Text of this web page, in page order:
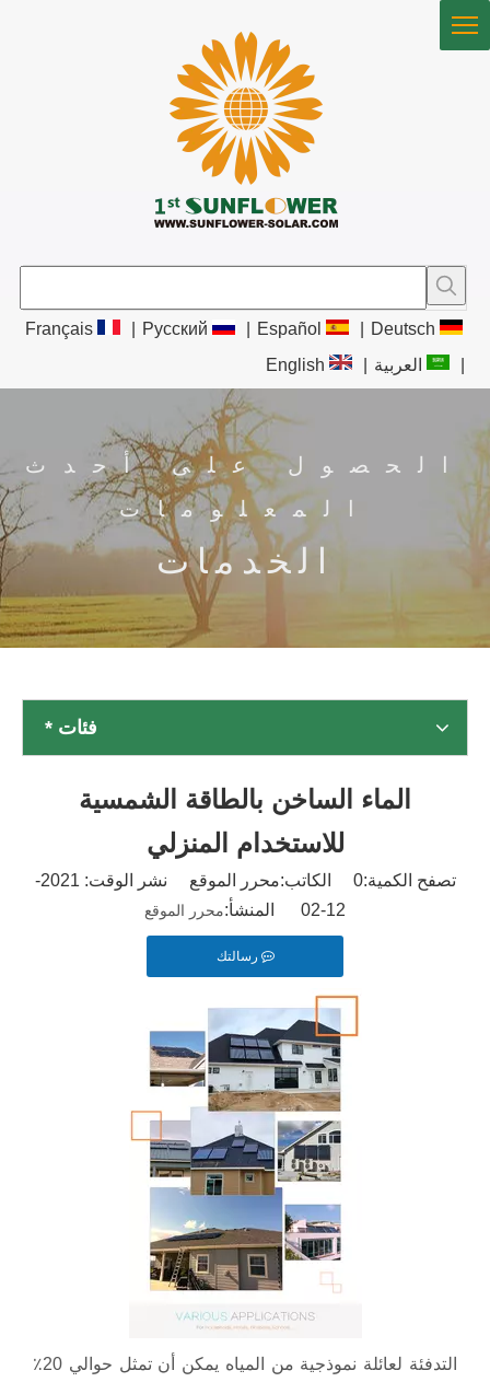
Deutsch
Español
Pусский
Français
العربية English
الحصول على أحدث
المعلومات
الخدمات
فئات *
الماء الساخن بالطاقة الشمسية
للاستخدام المنزلي
تصفح الكمية:0
الكاتب:محرر الموقع نشر الوقت: 2021-
12-02 المنشأ:
محرر الموقع
رسالتك
لتدفئة لعائلة نموذجية من المياه يمكن أن تمثل حوالي 20٪